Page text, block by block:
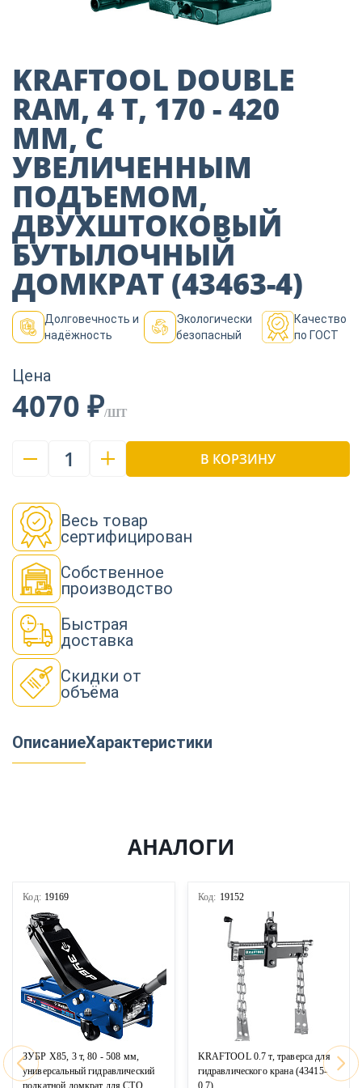
Пиломатериалы
Декор
Изоляция
Инструменты
Продукция из
дерева
Строительство
KRAFTOOL DOUBLE
RAM, 4 Т, 170 - 420
ММ, С
УВЕЛИЧЕННЫМ
ПОДЪЕМОМ,
ДВУХШТОКОВЫЙ
БУТЫЛОЧНЫЙ
ДОМКРАТ (43463-4)
Долговечность и
надёжность
Экологически
безопасный
Качество
по ГОСТ
Цена
4070 ₽/ШТ
1 В КОРЗИНУ
Весь товар
сертифицирован
Собственное
производство
Быстрая
доставка
Скидки от
объёма
ОписаниеХарактеристики
АНАЛОГИ
Код: 19169
ЗУБР X85, 3 т, 80 - 508 мм,
универсальный гидравлический
подкатной домкрат для СТО,
Код: 19152
KRAFTOOL 0.7 т, траверса для
гидравлического крана (43415-
0.7)